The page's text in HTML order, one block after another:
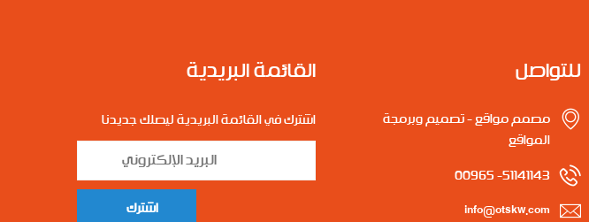
للتواصل
مصمم مواقع - تصميم وبرمجة
المواقع
51141143- 00965
info@otskw.com
القائمة البريدية
اشترك في القائمة البريدية ليصلك جديدنا